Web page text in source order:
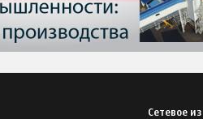
Сетевое